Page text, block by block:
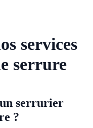
services
serrure
serrurier
?